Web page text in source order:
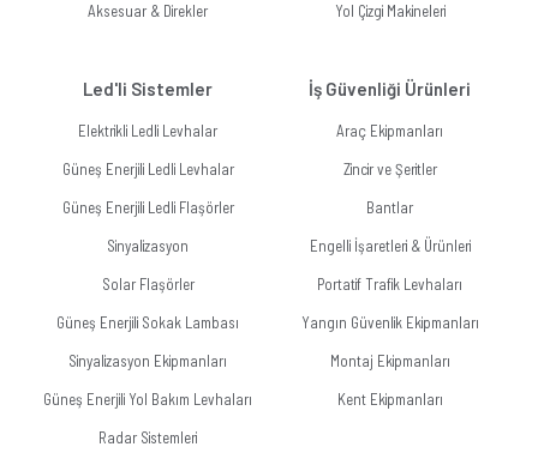
Aksesuar & Direkler
Led'li Sistemler
Elektrikli Ledli Levhalar
Güneş Enerjili Ledli Levhalar
Güneş Enerjili Ledli Flaşörler
Sinyalizasyon
Solar Flaşörler
Güneş Enerjili Sokak Lambası
Sinyalizasyon Ekipmanları
Güneş Enerjili Yol Bakım Levhaları
Radar Sistemleri
Yol Çizgi Makineleri
İş Güvenliği Ürünleri
Araç Ekipmanları
Zincir ve Şeritler
Bantlar
Engelli İşaretleri & Ürünleri
Portatif Trafik Levhaları
Yangın Güvenlik Ekipmanları
Montaj Ekipmanları
Kent Ekipmanları